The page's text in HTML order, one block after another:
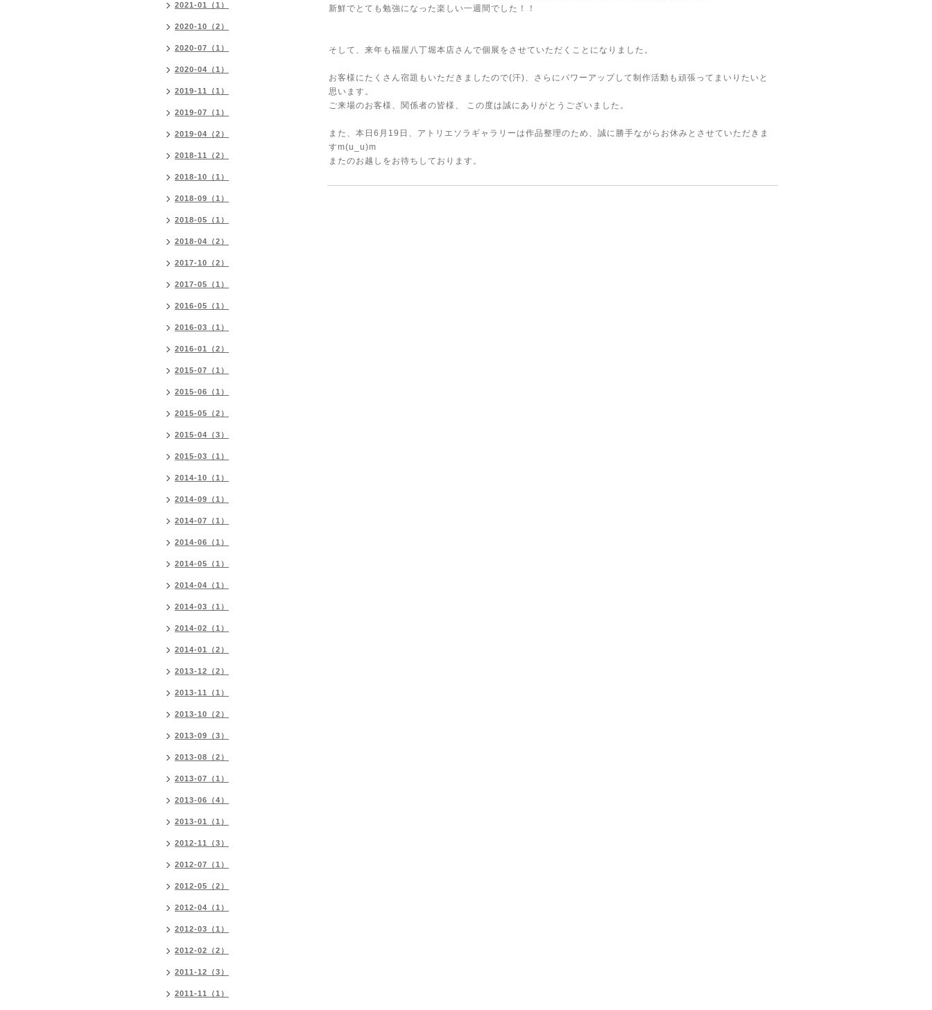
新鮮でとても勉強になった楽しい一週間でした！！
そして、来年も福屋八丁堀本店さんで個展をさせていただくことになりました。
お客様にたくさん宿題もいただきましたので(汗)、さらにパワーアップして制作活動も頑張ってまいりたいと
思います。
ご来場のお客様、関係者の皆様、 この度は誠にありがとうございました。
また、本日6月19日、アトリエソラギャラリーは作品整理のため、誠に勝手ながらお休みとさせていただきま
すm(u_u)m
またのお越しをお待ちしております。
2021-01（1）
2020-10（2）
2020-07（1）
2020-04（1）
2019-11（1）
2019-07（1）
2019-04（2）
2018-11（2）
2018-10（1）
2018-09（1）
2018-05（1）
2018-04（2）
2017-10（2）
2017-05（1）
2016-05（1）
2016-03（1）
2016-01（2）
2015-07（1）
2015-06（1）
2015-05（2）
2015-04（3）
2015-03（1）
2014-10（1）
2014-09（1）
2014-07（1）
2014-06（1）
2014-05（1）
2014-04（1）
2014-03（1）
2014-02（1）
2014-01（2）
2013-12（2）
2013-11（1）
2013-10（2）
2013-09（3）
2013-08（2）
2013-07（1）
2013-06（4）
2013-01（1）
2012-11（3）
2012-07（1）
2012-05（2）
2012-04（1）
2012-03（1）
2012-02（2）
2011-12（3）
2011-11（1）